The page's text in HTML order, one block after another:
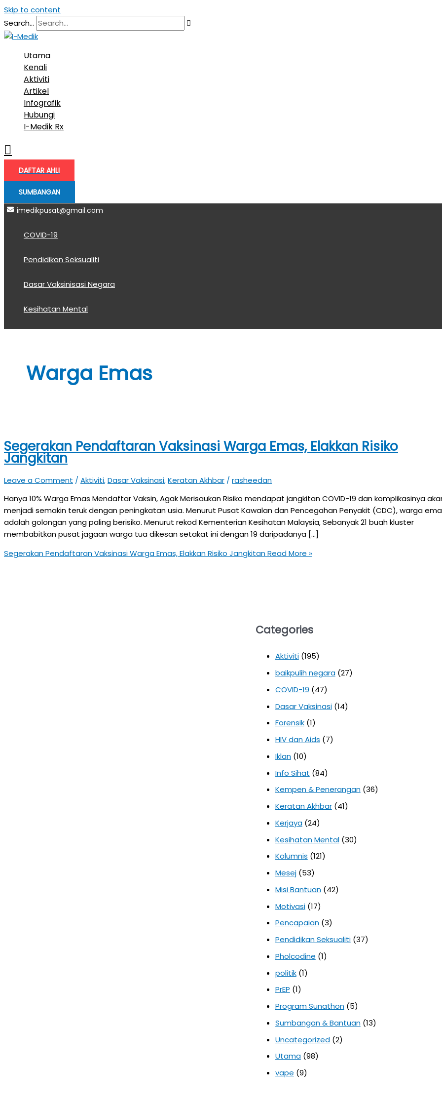
Skip to content
Search...
Utama
Kenali
Aktiviti
Artikel
Infografik
Hubungi
I-Medik Rx
DAFTAR AHLI
SUMBANGAN
imedikpusat@gmail.com
COVID-19
Pendidikan Seksualiti
Dasar Vaksinisasi Negara
Kesihatan Mental
Warga Emas
Segerakan Pendaftaran Vaksinasi Warga Emas, Elakkan Risiko
Jangkitan
Leave a Comment /Aktiviti,Dasar Vaksinasi,Keratan Akhbar /rasheedan
Hanya 10% Warga Emas Mendaftar Vaksin, Agak Merisaukan Risiko mendapat jangkitan COVID-19 dan komplikasinya
menjadi semakin teruk dengan peningkatan usia. Menurut Pusat Kawalan dan Pencegahan Penyakit (CDC), warga
adalah golongan yang paling berisiko. Menurut rekod Kementerian Kesihatan Malaysia, Sebanyak 21 buah kluster
membabitkan pusat jagaan warga tua dikesan setakat ini dengan 19 daripadanya […]
Segerakan Pendaftaran Vaksinasi Warga Emas, Elakkan Risiko JangkitanRead More »
Categories
Aktiviti(195)
baikpulih negara(27)
COVID-19 (47)
Dasar Vaksinasi(14)
Forensik(1)
HIV dan Aids (7)
Iklan(10)
Info Sihat (84)
Kempen & Penerangan(36)
Keratan Akhbar(41)
Kerjaya(24)
Kesihatan Mental(30)
Kolumnis (121)
Mesej(53)
Misi Bantuan(42)
Motivasi(17)
Pencapaian(3)
Pendidikan Seksualiti(37)
Pholcodine (1)
politik(1)
PrEP (1)
Program Sunathon(5)
Sumbangan & Bantuan(13)
Uncategorized(2)
Utama(98)
vape (9)